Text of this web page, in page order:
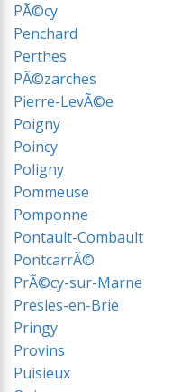
PÃ©cy
Penchard
Perthes
PÃ©zarches
Pierre-LevÃ©e
Poigny
Poincy
Poligny
Pommeuse
Pomponne
Pontault-Combault
PontcarrÃ©
PrÃ©cy-sur-Marne
Presles-en-Brie
Pringy
Provins
Puisieux